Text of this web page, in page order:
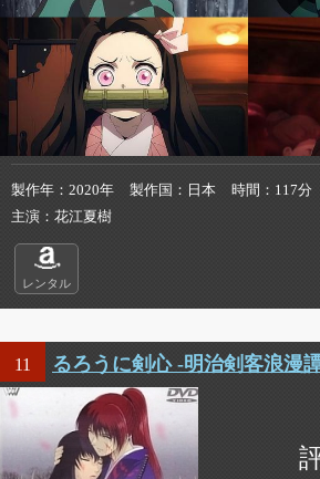
製作年 2020年 製作国 日本 時間 117分
主演
花江夏樹
レンタル
11 るろうに剣心 -明治剣客浪漫